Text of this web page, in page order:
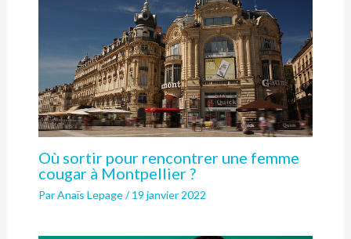
Où sortir pour rencontrer une femme
cougar à Montpellier ?
ParAnaïs Lepage/19 janvier 2022